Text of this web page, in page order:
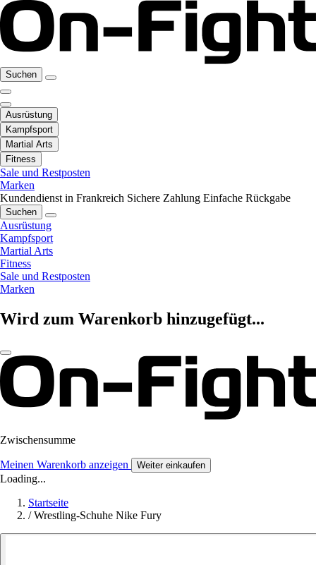
Suchen
Ausrüstung
Kampfsport
Martial Arts
Fitness
Sale und Restposten
Marken
Kundendienst in Frankreich Sichere Zahlung Einfache Rückgabe
Suchen
Ausrüstung
Kampfsport
Martial Arts
Fitness
Sale und Restposten
Marken
Wird zum Warenkorb hinzugefügt...
Zwischensumme
Meinen Warenkorb anzeigen Weiter einkaufen
Loading...
Startseite
/ Wrestling-Schuhe Nike Fury